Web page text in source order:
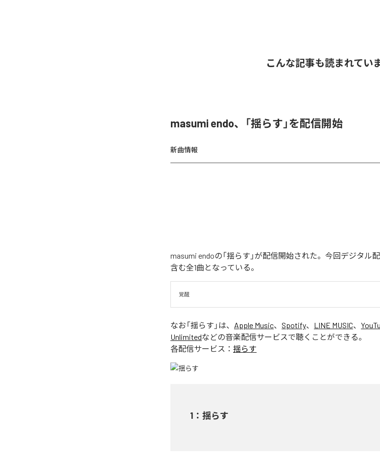
こんな記事も読まれてい
masumi endo、「揺らす」を配信開始
新曲情報
masumi endoの「揺らす」が配信開始された。今回デジタル
含む全1曲となっている。
覚醒
なお「揺らす 」は、 Apple Music、 Spotify、 LINE MUSIC、
Unlimitedなどの音楽配信サービスで聴くことができる。
各配信サービス： 揺らす
1 ： 揺らす